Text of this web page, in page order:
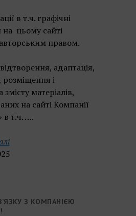
в т.ч. графічні
на цьому сайті
правом.
адаптація,
і
матеріалів,
на сайті Компанії
в т.ч. ….
З КОМПАНІЄЮ